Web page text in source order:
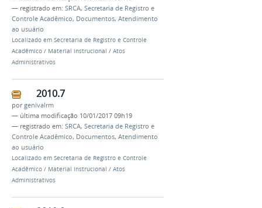
— registrado em: SRCA, Secretaria de Registro e
Controle Acadêmico, Documentos, Atendimento
ao usuário
Localizado em Secretaria de Registro e Controle
Acadêmico / Material instrucional / Atos
Administrativos
2010.7
porgenivalrm
— última modificação 10/01/2017 09h19
— registrado em: SRCA, Secretaria de Registro e
Controle Acadêmico, Documentos, Atendimento
ao usuário
Localizado em Secretaria de Registro e Controle
Acadêmico / Material instrucional / Atos
Administrativos